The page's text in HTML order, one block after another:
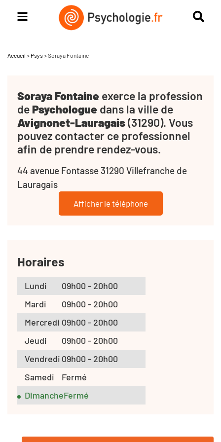
Accueil > Psys >Soraya Fontaine
Soraya Fontaine exerce la profession
dePsychologue dans la ville de
Avignonet-Lauragais(31290). Vous
pouvez contacter ce professionnel
afin de prendre rendez-vous.
44 avenue Fontasse 31290 Villefranche de
Lauragais
Afficher le téléphone
Horaires
Lundi
09h00 - 20h00
Mardi
09h00 - 20h00
Mercredi 09h00 - 20h00
Jeudi
09h00 - 20h00
Vendredi 09h00 - 20h00
Samedi
Fermé
DimancheFermé